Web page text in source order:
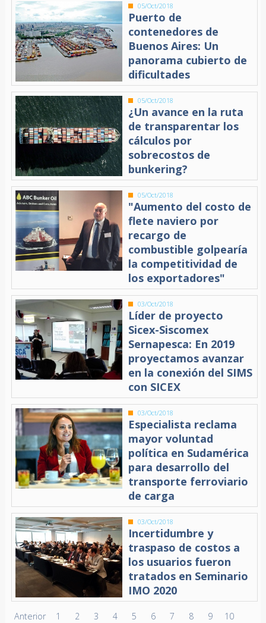
05/Oct/2018
Puerto de
contenedores de
Buenos Aires: Un
panorama cubierto de
dificultades
05/Oct/2018
¿Un avance en la ruta
de transparentar los
cálculos por
sobrecostos de
bunkering?
05/Oct/2018
"Aumento del costo de
flete naviero por
recargo de
combustible golpearía
la competitividad de
los exportadores"
03/Oct/2018
Líder de proyecto
Sicex-Siscomex
Sernapesca: En 2019
proyectamos avanzar
en la conexión del SIMS
con SICEX
03/Oct/2018
Especialista reclama
mayor voluntad
política en Sudamérica
para desarrollo del
transporte ferroviario
de carga
03/Oct/2018
Incertidumbre y
traspaso de costos a
los usuarios fueron
tratados en Seminario
IMO 2020
Anterior 1 2 3 4 5 6 7 8 9 10